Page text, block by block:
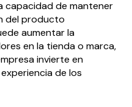
capacidad de mantener
del producto
aumentar la
en la tienda o marca,
invierte en
de los